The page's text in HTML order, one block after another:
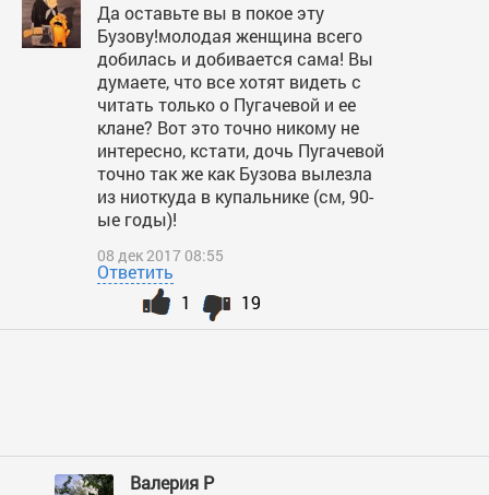
Да оставьте вы в покое эту
Бузову!молодая женщина всего
добилась и добивается сама! Вы
думаете, что все хотят видеть с
читать только о Пугачевой и ее
клане? Вот это точно никому не
интересно, кстати, дочь Пугачевой
точно так же как Бузова вылезла
из ниоткуда в купальнике (см, 90-
ые годы)!
08 дек 2017 08:55
Ответить
19
1
Валерия Р